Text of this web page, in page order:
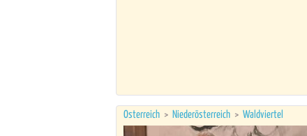
Österreich > Niederösterreich > Waldviertel